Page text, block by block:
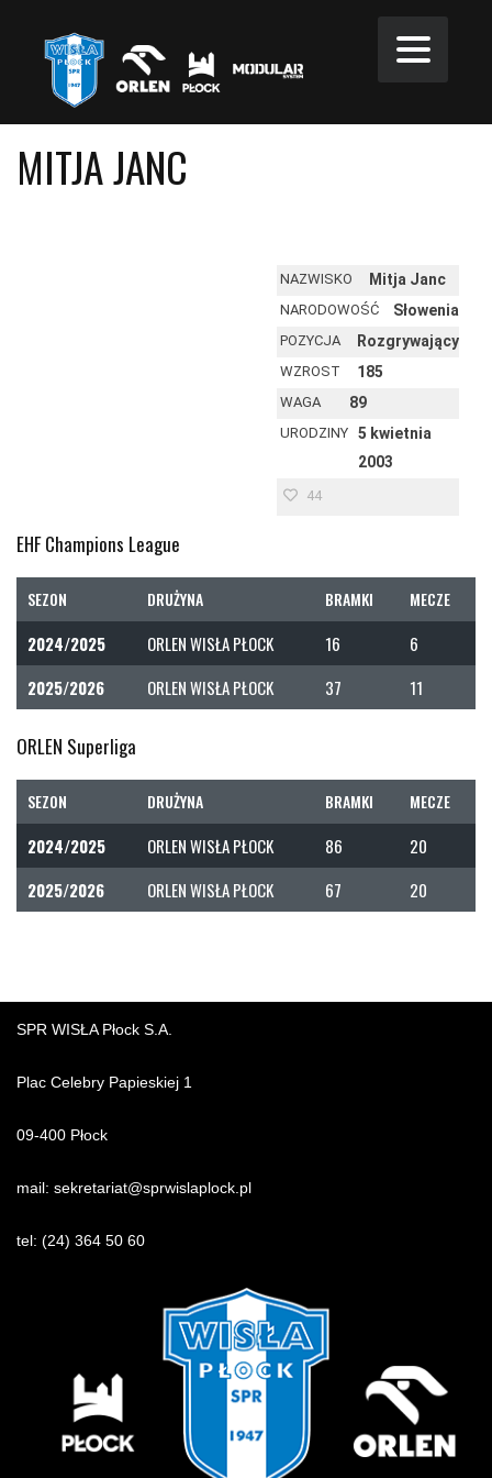
MITJA JANC
NAZWISKO Mitja Janc
NARODOWOŚĆ Słowenia
POZYCJA Rozgrywający
WZROST 185
WAGA 89
URODZINY
5 kwietnia
2003
44
EHF Champions League
SEZON DRUŻYNA BRAMKI MECZE
2024/2025 ORLEN WISŁA PŁOCK 16
6
2025/2026
ORLEN WISŁA PŁOCK 37 11
ORLEN Superliga
SEZON DRUŻYNA BRAMKI MECZE
2024/2025 ORLEN WISŁA PŁOCK 86
20
2025/2026
ORLEN WISŁA PŁOCK 67 20
SPR WISŁA Płock S.A.
Plac Celebry Papieskiej 1
09-400 Płock
mail: sekretariat@sprwislaplock.pl
tel: (24) 364 50 60